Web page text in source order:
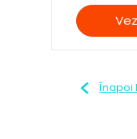
Înapoi